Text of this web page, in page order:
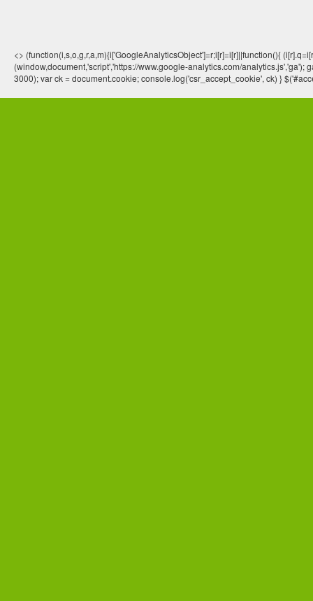
<> (function(i,s,o,g,r,a,m){i['GoogleAnalyticsObject']=r;i[r]=i[r]||function(){
(window,document,'script','https://www.google-analytics.com/
3000); var ck = document.cookie; console.log('csr_accept_cookie', ck) }